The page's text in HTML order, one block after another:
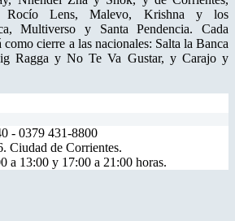
Rocío Lens, Malevo, Krishna y los
Multiverso y Santa Pendencia. Cada
cierre a las nacionales: Salta la Banca
Ragga y No Te Va Gustar, y Carajo y
- 0379 431-8800
Ciudad de Corrientes.
a 13:00 y 17:00 a 21:00 horas.